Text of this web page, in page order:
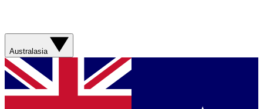
Australasia